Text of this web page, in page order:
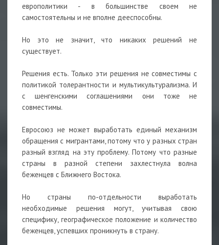
европолитики - в большинстве своем не
самостоятельны и не вполне дееспособны.
Но это не значит, что никаких решений не
существует.
Решения есть. Только эти решения не совместимы с
политикой толерантности и мультикультурализма. И
с шенгенскими соглашениями они тоже не
совместимы.
Евросоюз не может выработать единый механизм
обращения с мигрантами, потому что у разных стран
разный взгляд на эту проблему. Потому что разные
страны в разной степени захлестнула волна
беженцев с Ближнего Востока.
Но страны по-отдельности выработать
необходимые решения могут, учитывая свою
специфику, географическое положение и количество
беженцев, успевших проникнуть в страну.